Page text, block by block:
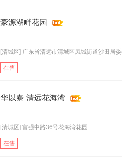
豪源湖畔花园
[清城区] 广东省清远市清城区凤城街道沙田居
在售
华以泰·清远花海湾
[清城区] 富强中路36号花海湾花园
在售